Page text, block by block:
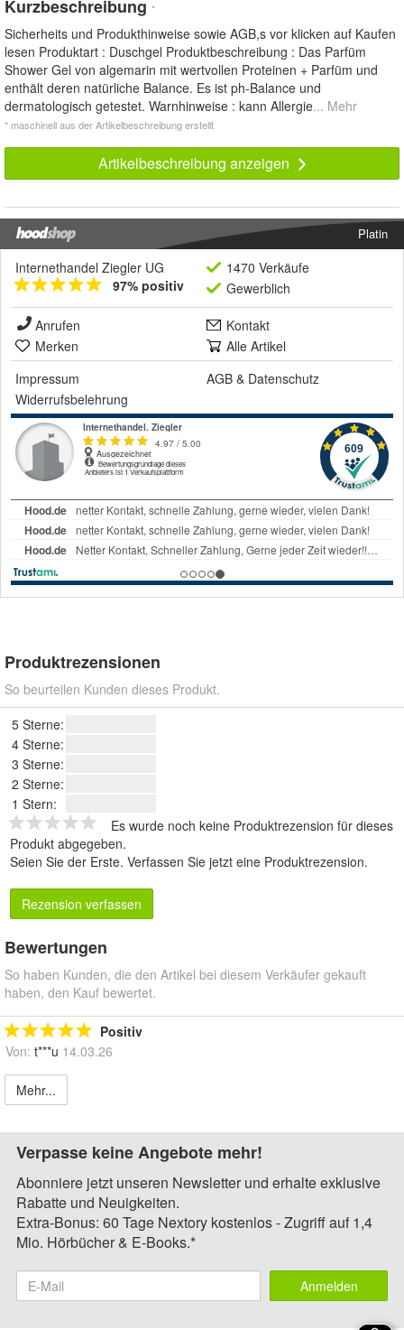
Kurzbeschreibung *
Sicherheits und Produkthinweise sowie AGB,s vor klicken auf Kaufen
lesen Produktart : Duschgel Produktbeschreibung : Das Parfüm
Shower Gel von algemarin mit wertvollen Proteinen + Parfüm und
enthält deren natürliche Balance. Es ist ph-Balance und
dermatologisch getestet. Warnhinweise : kann Allergie... Mehr
* maschinell aus der Artikelbeschreibung erstellt
Artikelbeschreibung anzeigen
Platin
Internethandel Ziegler UG
97% positiv
1470 Verkäufe
Gewerblich
Anrufen
Kontakt
Merken
Alle Artikel
Impressum
AGB & Datenschutz
Widerrufsbelehrung
Produktrezensionen
So beurteilen Kunden dieses Produkt.
5 Sterne:
4 Sterne:
3 Sterne:
2 Sterne:
1 Stern:
Es wurde noch keine Produktrezension für dieses
Produkt abgegeben.
Seien Sie der Erste. Verfassen Sie jetzt eine Produktrezension.
Rezension verfassen
Bewertungen
So haben Kunden, die den Artikel bei diesem Verkäufer gekauft
haben, den Kauf bewertet.
Positiv
Von: t***u 14.03.26
Mehr...
Verpasse keine Angebote mehr!
Abonniere jetzt unseren Newsletter und erhalte exklusive
Rabatte und Neuigkeiten.
Extra-Bonus: 60 Tage Nextory kostenlos - Zugriff auf 1,4
Mio. Hörbücher & E-Books.*
Anmelden